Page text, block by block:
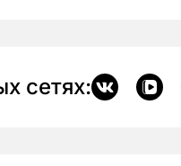
сетях: